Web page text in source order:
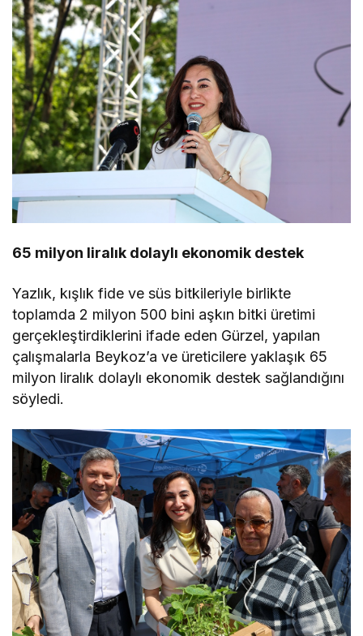
65 milyon liralık dolaylı ekonomik destek
Yazlık, kışlık fide ve süs bitkileriyle birlikte
toplamda 2 milyon 500 bini aşkın bitki üretimi
gerçekleştirdiklerini ifade eden Gürzel, yapılan
çalışmalarla Beykoz’a ve üreticilere yaklaşık 65
milyon liralık dolaylı ekonomik destek sağlandığını
söyledi.